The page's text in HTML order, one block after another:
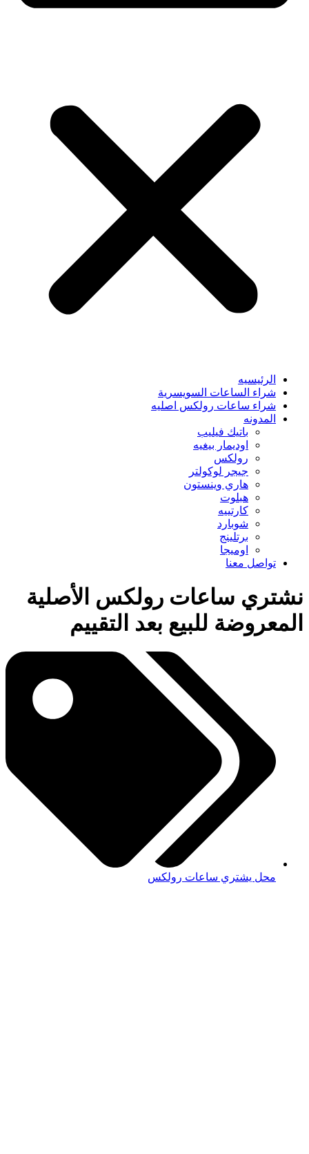
الرئيسيه
شراء الساعات السويسرية
شراء ساعات رولكس اصليه
المدونه
باتيك فيليب
اوديمار بيغيه
رولكس
جيجر لوكولتر
هاري وينستون
هبلوت
كارتييه
شوبارد
برتلينج
اوميجا
تواصل معنا
نشتري ساعات رولكس الأصلية
المعروضة للبيع بعد التقييم
محل يشتري ساعات رولكس